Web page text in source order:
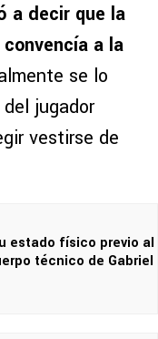
a decir que la
a la
se lo
jugador
vestirse de
estado físico previo al
técnico de Gabriel